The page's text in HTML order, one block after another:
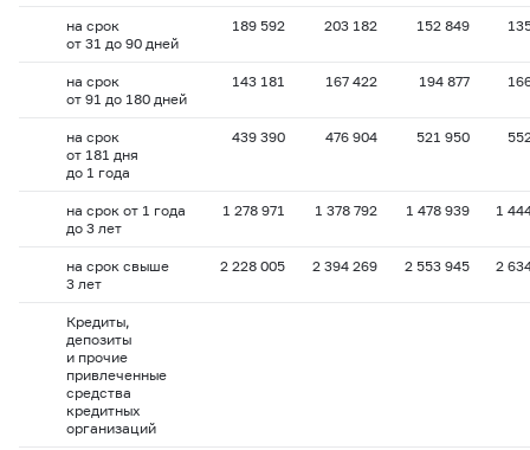
на срок
от 31 до 90 дней
189 592 203 182 152 849
на срок
от 91 до 180 дней
143 181 167 422 194 877
на срок
от 181 дня
до 1 года
439 390 476 904 521 950
на срок от 1 года
до 3 лет
1 278 971 1 378 792 1 478 939 1
на срок свыше
3 лет
2 228 005 2 394 269 2 553 945 2
Кредиты,
депозиты
и прочие
привлеченные
средства
кредитных
организаций